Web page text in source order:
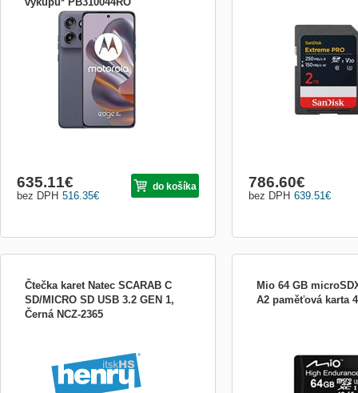
Nové nepoužité zariadenie z výkupu
v originálnom balení. Na zariadenie
poskytujeme zákonnú záruku. Nie je
možný odpočet DPH – osobitný režim
DPH, podľa §66 zákona č.222/2004 Z.z
(0% DPH).
516.35€
bez DPH
635.11€ do košíka
flash - 2 TB - Video
Class10 - SDXC UHS-I
flash - 2 TB - Video
Class10 - SDXC UHS-I
639.51€
bez DPH
786.60€
Čtečka karet Natec SCARAB C
SD/MICRO SD USB 3.2 GEN 1,
Černá NCZ-2365
Mio 64 GB
A2 paměťová karta
karty boli vytvorené
používateľov autokamier.
vlastnosti, vďaka ktorým
spolupracujú so